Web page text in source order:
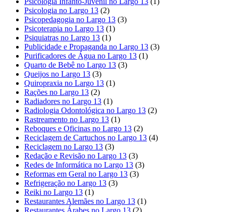
Psicologia no Largo 13 (2)
Psicopedagogia no Largo 13 (3)
Psicoterapia no Largo 13 (1)
Psiquiatras no Largo 13 (1)
Publicidade e Propaganda no Largo 13 (3)
Purificadores de Água no Largo 13 (1)
Quarto de Bebê no Largo 13 (3)
Queijos no Largo 13 (3)
Quiropraxia no Largo 13 (1)
Rações no Largo 13 (2)
Radiadores no Largo 13 (1)
Radiologia Odontológica no Largo 13 (2)
Rastreamento no Largo 13 (1)
Reboques e Oficinas no Largo 13 (2)
Reciclagem de Cartuchos no Largo 13 (4)
Reciclagem no Largo 13 (3)
Redação e Revisão no Largo 13 (3)
Redes de Informática no Largo 13 (3)
Reformas em Geral no Largo 13 (3)
Refrigeração no Largo 13 (3)
Reiki no Largo 13 (1)
Restaurantes Alemães no Largo 13 (1)
Restaurantes Árabes no Largo 13 (2)